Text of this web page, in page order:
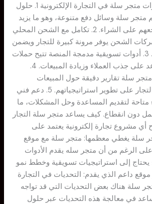
تطوير متكاملة. مميزات متجر سلة في التجارة الإلكترونية 1. حلول
متجر سلة وسائل دفع متنوعة، وهو ما يزيد
من ثقة العملاء ويشجعهم على الشراء. 2. تكامل مع الشحن المحلي
الشحن يوفر مرونة كبيرة للتجار ويضمن
تجربة مميزة للعملاء. 3. أدوات تسويقية مدمجة المنصة تتيح حملات
تسويقية داخلية تساعد على جذب العملاء وزيادة المبيعات. 4.
متجر سلة تقارير دقيقة حول المبيعات
والزوار، مما يساعد التجار على تطوير استراتيجياتهم. 5. دعم فني
متاحة لتقديم المساعدة وحل المشكلات، ما
دون انقطاع. كيف يساعد متجر سلة التجار
أي مشروع تجارة إلكترونية يعتمد على
سلة يغطي معظمها: متجر سلة مع موقع
الرغم من أن متجر سله يقدم الأدوات
يحتاج إلى استراتيجيات تسويقية وخطط نمو
داعم الذي يقدم: التحديات في التجارة
سلة هناك بعض التحديات التي قد تواجه
في معالجة هذه التحديات عبر حلول